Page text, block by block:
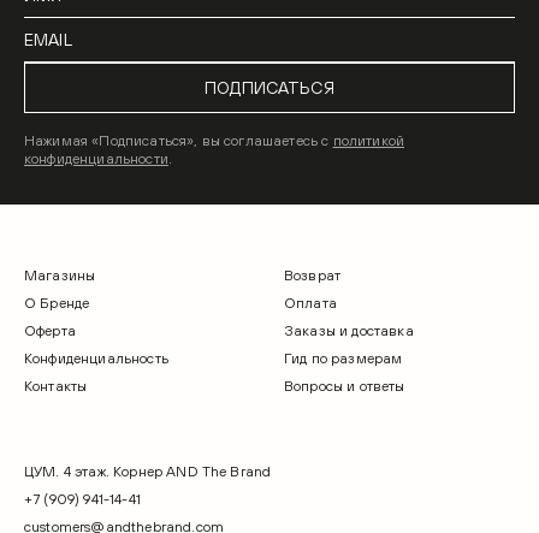
ПОДПИСАТЬСЯ
Нажимая «Подписаться», вы соглашаетесь с политикой
конфиденциальности.
Магазины
О Бренде
Оферта
Конфиденциальность
Контакты
Возврат
Оплата
Заказы и доставка
Гид по размерам
Вопросы и ответы
ЦУМ. 4 этаж. Корнер AND The Brand
+7 (909) 941-14-41
customers@andthebrand.com